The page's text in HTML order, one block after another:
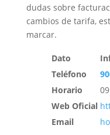
dudas sobre
cambios de tarifa,
marcar.
Dato
Teléfono
Horario
Web Oficial
Email